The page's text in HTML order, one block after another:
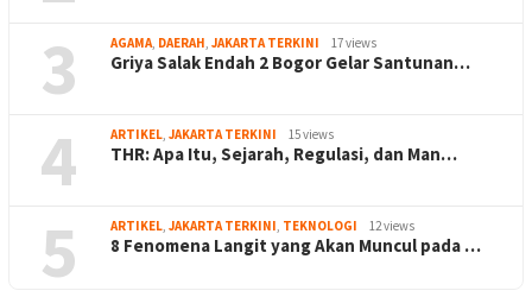
3 AGAMA DAERAH JAKARTA TERKINI 17 views
Griya Salak Endah 2 Bogor Gelar Santunan…
4 ARTIKEL JAKARTA TERKINI 15 views
THR: Apa Itu, Sejarah, Regulasi, dan Man…
5 ARTIKEL JAKARTA TERKINI TEKNOLOGI 12 views
8 Fenomena Langit yang Akan Muncul pada …